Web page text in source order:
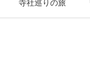
寺社巡りの旅